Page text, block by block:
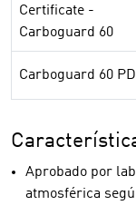
Certificate -
Carboguard 60
Carboguard 60
Aprobado por
atmosférica